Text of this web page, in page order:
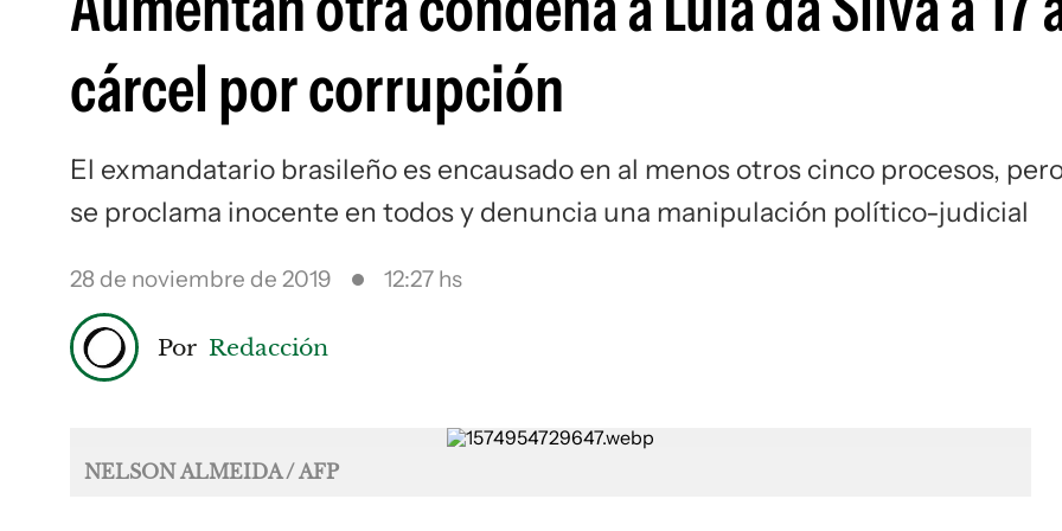
cárcel por corrupción
El exmandatario brasileño es encausado en al menos otros cinco procesos,
se proclama inocente en todos y denuncia una manipulación político-judicial
28 de noviembre de 2019 12:27 hs
Por Redacción
NELSON ALMEIDA / AFP